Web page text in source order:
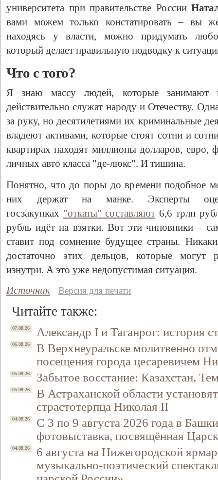
университета при правительстве России
вами можем только констатировать – вы
находясь у власти, можно придумать
который делает правильную подводку к
Что с того?
Я знаю массу людей, которые занимают
действительно служат народу и Отечеству.
за руку, но десятилетиями их криминальные
владеют активами, которые стоят сотни и
квартирах находят миллионы долларов, евро,
личных авто класса "де-люкс". И тишина.
Понятно, что до поры до времени подобное
них держат на манке. Эксперты
госзакупках "откаты" составляют 6,6 трлн
рубль идёт на взятки. Вот эти чиновники –
ставит под сомнение будущее страны.
достаточно этих дельцов, которые могут
изнутри. А это уже недопустимая ситуация.
Источник
Версия для печати
Читайте также:
07.08.26 Александр I и Таганрог: история
06.08.26
В Верхнеуральске молитвенно
посещения города цесаревичем
05.08.26 Забытое восстание: Казахстан,
05.08.26
В Астраханской области
страстотерпца Николая II
04.08.26
С 3 по 9 августа 2026 года в
фотовыставка, посвящённая
04.08.26
6 августа на Нижегородской
музыкально-поэтический